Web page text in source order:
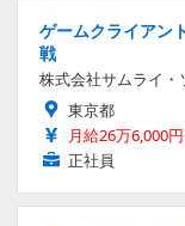
ゲームクライアン
戦
株式会社サムライ・
東京都
月給26万6,000
正社員